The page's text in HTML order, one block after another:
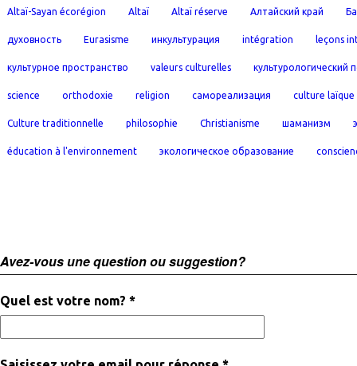
Altaï-Sayan écorégion Altaï Altaï réserve Алтайский край
духовность Eurasisme инкультурация intégration leçons
культурное пространство valeurs culturelles культурологический
science orthodoxie religion самореализация culture laïque
Culture traditionnelle philosophie Christianisme шаманизм
éducation à l'environnement экологическое образование
Avez-vous une question ou suggestion?
Quel est votre nom? *